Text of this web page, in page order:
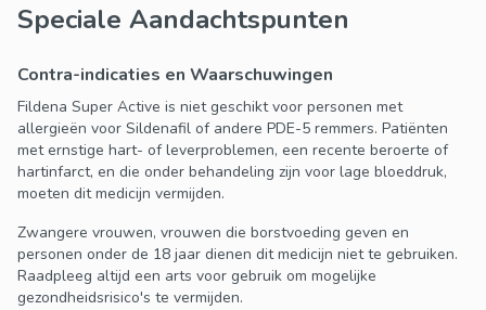
Speciale Aandachtspunten
Contra-indicaties en Waarschuwingen
Fildena Super Active is niet geschikt voor personen met
allergieën voor Sildenafil of andere PDE-5 remmers. Patiënten
met ernstige hart- of leverproblemen, een recente beroerte of
hartinfarct, en die onder behandeling zijn voor lage bloeddruk,
moeten dit medicijn vermijden.
Zwangere vrouwen, vrouwen die borstvoeding geven en
personen onder de 18 jaar dienen dit medicijn niet te gebruiken.
Raadpleeg altijd een arts voor gebruik om mogelijke
gezondheidsrisico's te vermijden.